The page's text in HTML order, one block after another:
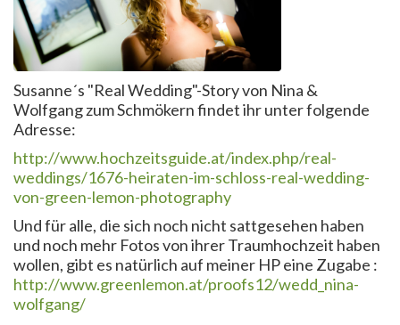
Susanne´s "Real Wedding"-Story von Nina &
Wolfgang zum Schmökern findet ihr unter folgende
Adresse:
http://www.hochzeitsguide.at/index.php/real-
weddings/1676-heiraten-im-schloss-real-wedding-
von-green-lemon-photography
Und für alle, die sich noch nicht sattgesehen haben
und noch mehr Fotos von ihrer Traumhochzeit haben
wollen, gibt es natürlich auf meiner HP eine Zugabe :
http://www.greenlemon.at/proofs12/wedd_nina-
wolfgang/